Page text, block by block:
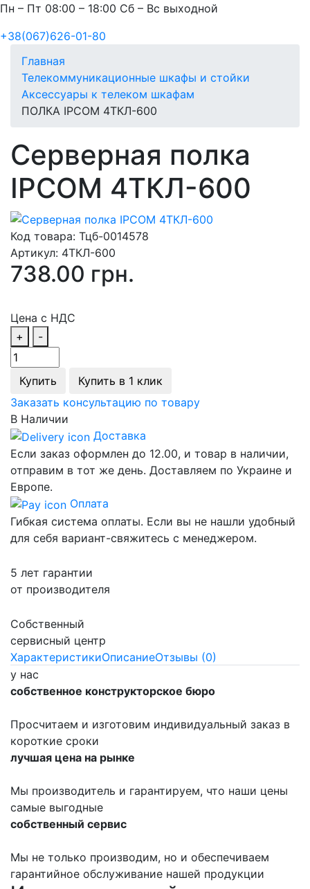
Пн – Пт 08:00 – 18:00 Сб – Вс выходной
+38(067)626-01-80
Главная
Телекоммуникационные шкафы и стойки
Аксессуары к телеком шкафам
ПОЛКА IPCOM 4ТКЛ-600
Серверная полка
IPCOM 4ТКЛ-600
Код товара: Тцб-0014578
Артикул: 4ТКЛ-600
738.00 грн.
Цена с НДС
+
-
Купить
Купить в 1 клик
Заказать консультацию по товару
В Наличии
Доставка
Если заказ оформлен до 12.00, и товар в наличии,
отправим в тот же день. Доставляем по Украине и
Европе.
Оплата
Гибкая система оплаты. Если вы не нашли удобный
для себя вариант-свяжитесь с менеджером.
5 лет гарантии
от производителя
Собственный
сервисный центр
ХарактеристикиОписаниеОтзывы (0)
у нас
собственное конструкторское бюро
Просчитаем и изготовим индивидуальный заказ в
короткие сроки
лучшая цена на рынке
Мы производитель и гарантируем, что наши цены
самые выгодные
собственный сервис
Мы не только производим, но и обеспечиваем
гарантийное обслуживание нашей продукции